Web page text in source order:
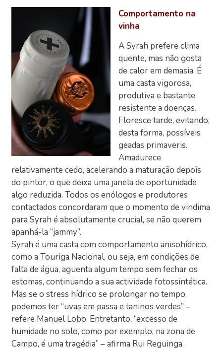
Comportamento na
vinha
A Syrah prefere clima
quente, mas não gosta
de calor em demasia. É
uma casta vigorosa,
produtiva e bastante
resistente a doenças.
Floresce tarde, evitando,
desta forma, possíveis
geadas primaveris.
Amadurece
relativamente cedo, acelerando a maturação depois
do pintor, o que deixa uma janela de oportunidade
algo reduzida. Todos os enólogos e produtores
contactados concordaram que o momento de vindima
para Syrah é absolutamente crucial, se não querem
apanhá-la “jammy”.
Syrah é uma casta com comportamento anisohídrico,
como a Touriga Nacional, ou seja, em condições de
falta de água, aguenta algum tempo sem fechar os
estomas, continuando a sua actividade fotossintética.
Mas se o stress hídrico se prolongar no tempo,
podemos ter “uvas em passa e taninos verdes” –
refere Manuel Lobo. Entretanto, “excesso de
humidade no solo, como por exemplo, na zona de
Campo, é uma tragédia” – afirma Rui Reguinga.